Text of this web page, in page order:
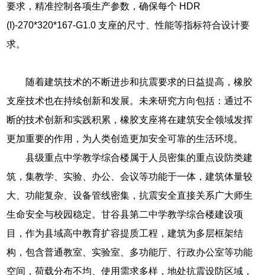
要求，精准控制各项生产参数，确保每个 HDR
(I)-270*320*167-G1.0 支座的尺寸、性能等指标符合设计要
求。
随着建筑技术的不断进步和抗震要求的日益提高，橡胶
支座技术也在持续创新和发展。未来研究方向包括：通过不
断的技术创新和实践积累，橡胶支座将在建筑安全领域发挥
更加重要的作用，为人类创造更加安全可靠的生活环境。
县级重点中学教学综合楼属于人员密集的重点设防类建
筑，集教学、实验、办公、会议等功能于一体，建筑体量较
大、功能复杂、设备管线密集，抗震安全直接关系广大师生
生命安全与校园稳定。甘谷县第二中学教学综合楼建设项
目，作为县域高中教育扩容提质工程，建筑为多层框架结
构，包含普通教室、实验室、多功能厅、行政办公室等功能
空间，荷载分布不均、使用需求多样，地处抗震设防区域，